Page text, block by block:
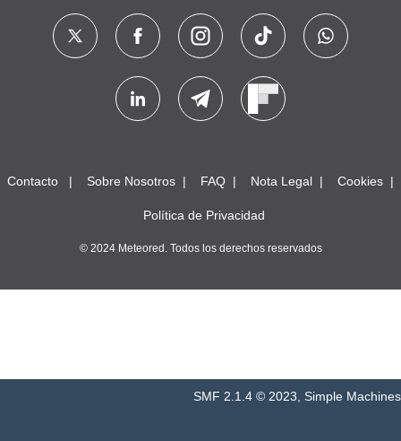
Contacto Sobre Nosotros FAQ Nota Legal Cookies
Política de Privacidad
© 2024 Meteored. Todos los derechos reservados
SMF 2.1.4 © 2023, Simple Machines